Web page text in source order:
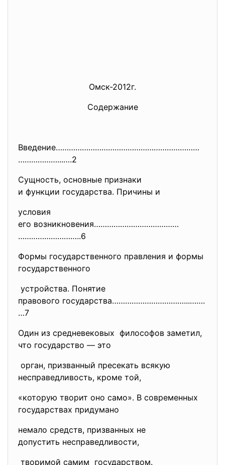
Омск-2012г.
Содержание
Введение…………………………………………………………
………………...….2
Сущность, основные признаки
и функции государства. Причины и
условия
его возникновения…………………………………
………………………..6
Формы государственного правления и формы
государственного
устройства. Понятие
правового государства……………………………...…….
…7
Один из средневековых философов заметил,
что государство — это
орган, призванный пресекать всякую
несправедливость, кроме той,
«которую творит оно само». В современных
государствах придумано
немало средств, призванных не
допустить несправедливости,
творимой самим государством.